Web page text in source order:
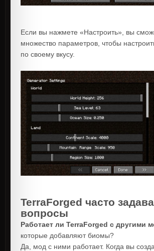
Если вы нажмете «Настроить», вы
множество параметров, чтобы
по своему вкусу.
TerraForged часто
вопросы
Работает ли TerraForged с другими
которые добавляют биомы?
Да, мод с ними работает. Когда вы